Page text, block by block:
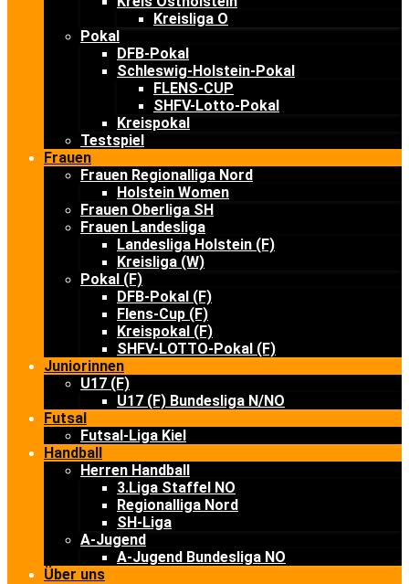
Kreisliga O
Pokal
DFB-Pokal
Schleswig-Holstein-Pokal
FLENS-CUP
SHFV-Lotto-Pokal
Kreispokal
Testspiel
Frauen
Frauen Regionalliga Nord
Holstein Women
Frauen Oberliga SH
Frauen Landesliga
Landesliga Holstein (F)
Kreisliga (W)
Pokal (F)
DFB-Pokal (F)
Flens-Cup (F)
Kreispokal (F)
SHFV-LOTTO-Pokal (F)
Juniorinnen
U17 (F)
U17 (F) Bundesliga N/NO
Futsal
Futsal-Liga Kiel
Handball
Herren Handball
3.Liga Staffel NO
Regionalliga Nord
SH-Liga
A-Jugend
A-Jugend Bundesliga NO
Über uns